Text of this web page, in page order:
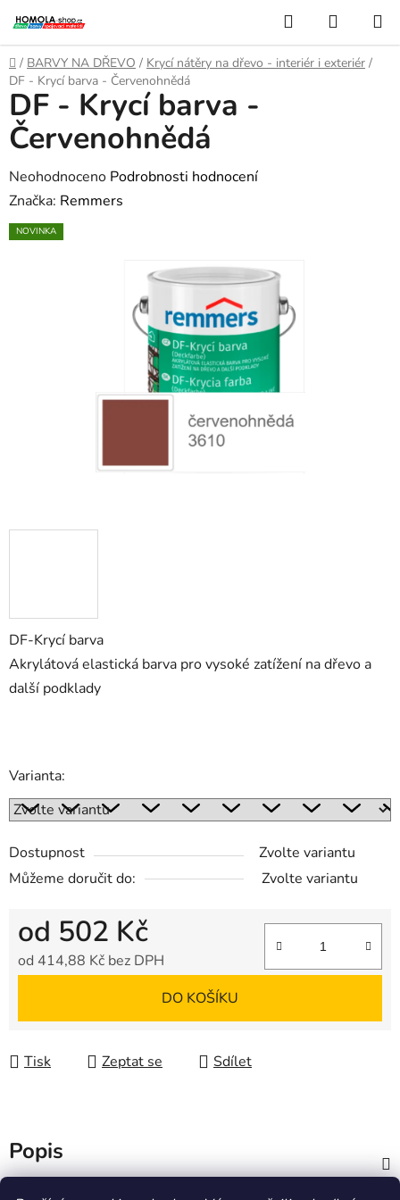
na
obsah
Hledat
KOŠÍK
Domů
/ BARVY NA DŘEVO / Krycí nátěry na dřevo - interiér i exteriér /
DF - Krycí barva - Červenohnědá
DF-Krycí barva
Akrylátová elastická barva pro vysoké zatížení na dřevo a
další podklady
Varianta:
Dostupnost
Zvolte variantu
Můžeme doručit do:
Zvolte variantu
od 502 Kč
od 414,88 Kč bez DPH
DO KOŠÍKU
Tisk Zeptat se Sdílet
DF - Krycí barva -
Červenohnědá
Průměrné
hodnocení
produktu
Neohodnoceno Podrobnosti hodnocení
Značka: Remmers
NOVINKA
Popis